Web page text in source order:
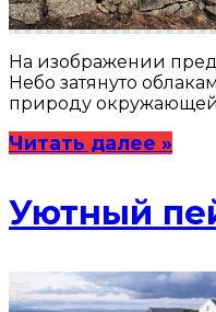
На изображении
Небо затянуто
природу окружающей
Читать далее »
Уютный